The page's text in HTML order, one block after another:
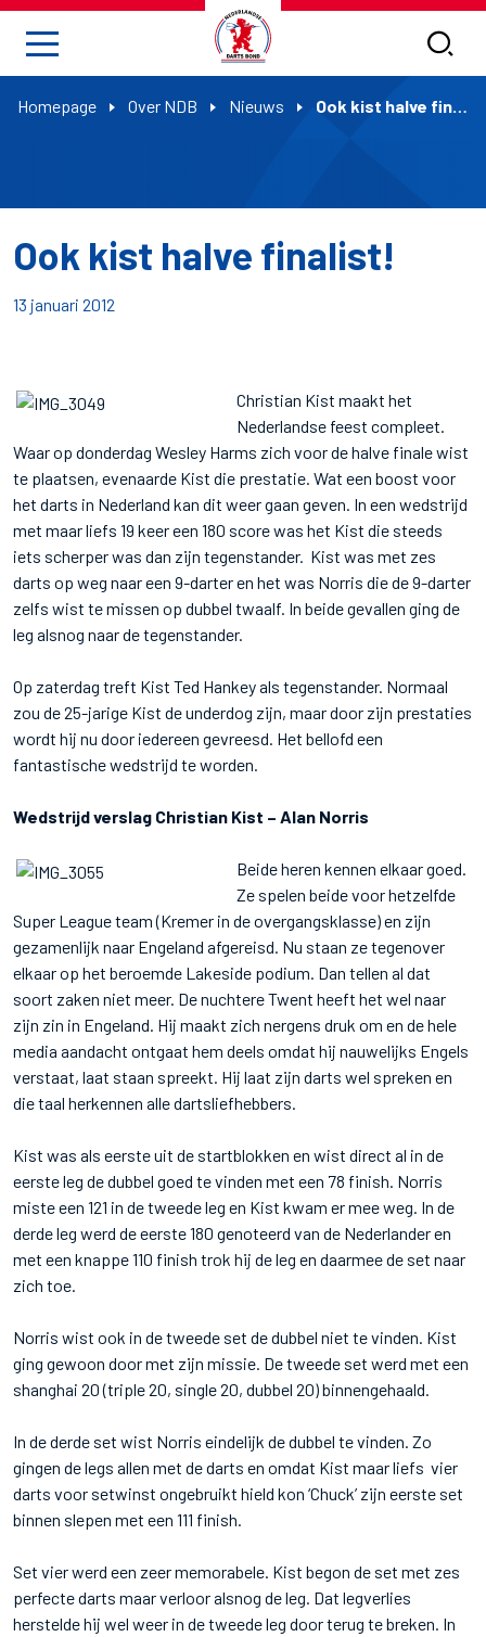
Homepage Over NDB Nieuws Ook kist halve finalist!
Ook kist halve finalist!
13 januari 2012
Christian Kist maakt het
Nederlandse feest compleet.
Waar op donderdag Wesley Harms zich voor de halve finale wist
te plaatsen, evenaarde Kist die prestatie. Wat een boost voor
het darts in Nederland kan dit weer gaan geven. In een wedstrijd
met maar liefs 19 keer een 180 score was het Kist die steeds
iets scherper was dan zijn tegenstander. Kist was met zes
darts op weg naar een 9-darter en het was Norris die de 9-darter
zelfs wist te missen op dubbel twaalf. In beide gevallen ging de
leg alsnog naar de tegenstander.
Op zaterdag treft Kist Ted Hankey als tegenstander. Normaal
zou de 25-jarige Kist de underdog zijn, maar door zijn prestaties
wordt hij nu door iedereen gevreesd. Het bellofd een
fantastische wedstrijd te worden.
Wedstrijd verslag Christian Kist – Alan Norris
Beide heren kennen elkaar goed.
Ze spelen beide voor hetzelfde
Super League team (Kremer in de overgangsklasse) en zijn
gezamenlijk naar Engeland afgereisd. Nu staan ze tegenover
elkaar op het beroemde Lakeside podium. Dan tellen al dat
soort zaken niet meer. De nuchtere Twent heeft het wel naar
zijn zin in Engeland. Hij maakt zich nergens druk om en de hele
media aandacht ontgaat hem deels omdat hij nauwelijks Engels
verstaat, laat staan spreekt. Hij laat zijn darts wel spreken en
die taal herkennen alle dartsliefhebbers.
Kist was als eerste uit de startblokken en wist direct al in de
eerste leg de dubbel goed te vinden met een 78 finish. Norris
miste een 121 in de tweede leg en Kist kwam er mee weg. In de
derde leg werd de eerste 180 genoteerd van de Nederlander en
met een knappe 110 finish trok hij de leg en daarmee de set naar
zich toe.
Norris wist ook in de tweede set de dubbel niet te vinden. Kist
ging gewoon door met zijn missie. De tweede set werd met een
shanghai 20 (triple 20, single 20, dubbel 20) binnengehaald.
In de derde set wist Norris eindelijk de dubbel te vinden. Zo
gingen de legs allen met de darts en omdat Kist maar liefs vier
darts voor setwinst ongebruikt hield kon ‘Chuck’ zijn eerste set
binnen slepen met een 111 finish.
Set vier werd een zeer memorabele. Kist begon de set met zes
perfecte darts maar verloor alsnog de leg. Dat legverlies
herstelde hij wel weer in de tweede leg door terug te breken. In